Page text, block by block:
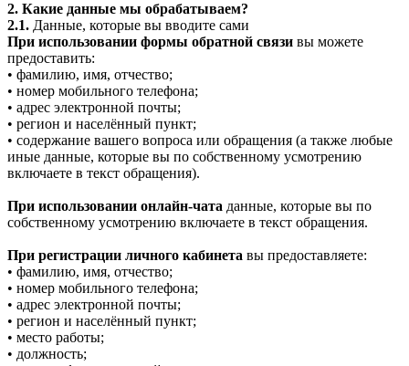
2. Какие данные мы обрабатываем?
2.1. Данные, которые вы вводите сами
При использовании формы обратной связи вы можете
предоставить:
• фамилию, имя, отчество;
• номер мобильного телефона;
• адрес электронной почты;
• регион и населённый пункт;
• содержание вашего вопроса или обращения (а также любые
иные данные, которые вы по собственному усмотрению
включаете в текст обращения).
При использовании онлайн-чата данные, которые вы по
собственному усмотрению включаете в текст обращения.
При регистрации личного кабинета вы предоставляете:
• фамилию, имя, отчество;
• номер мобильного телефона;
• адрес электронной почты;
• регион и населённый пункт;
• место работы;
• должность;